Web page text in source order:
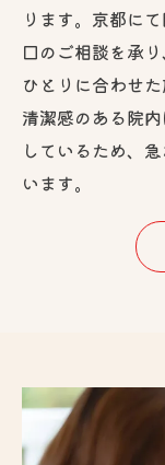
ります。京都に
口のご相談を承
ひとりに合わせ
清潔感のある院
しているため、
います。